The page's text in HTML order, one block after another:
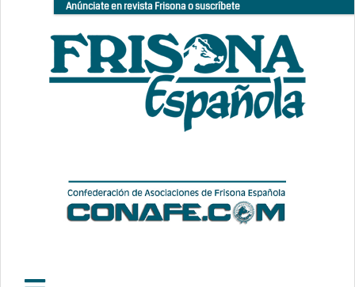
Anúnciate en revista Frisona o suscríbete